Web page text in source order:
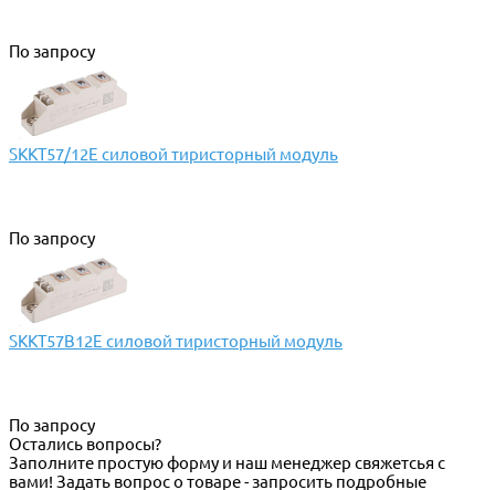
По запросу
SKKT57/12E силовой тиристорный модуль
По запросу
SKKT57B12E силовой тиристорный модуль
По запросу
Остались вопросы?
Заполните простую форму и наш менеджер свяжетсья с
вами! Задать вопрос о товаре - запросить подробные